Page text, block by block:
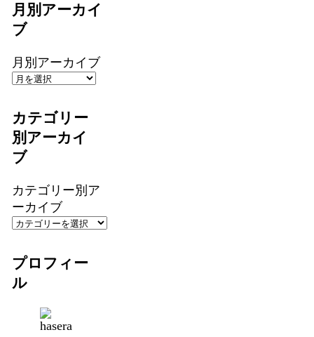
月別アーカイ
ブ
月別アーカイブ
カテゴリー
別アーカイ
ブ
カテゴリー別ア
ーカイブ
プロフィー
ル